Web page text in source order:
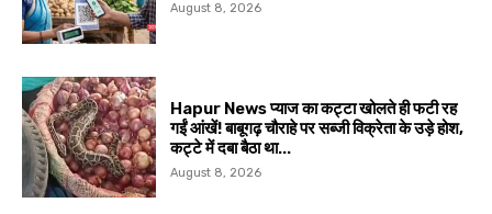
August 8, 2026
Hapur News प्याज का कट्टा खोलते ही फटी रह
गईं आंखें! बाबूगढ़ चौराहे पर सब्जी विक्रेता के उड़े होश,
कट्टे में दबा बैठा था...
August 8, 2026